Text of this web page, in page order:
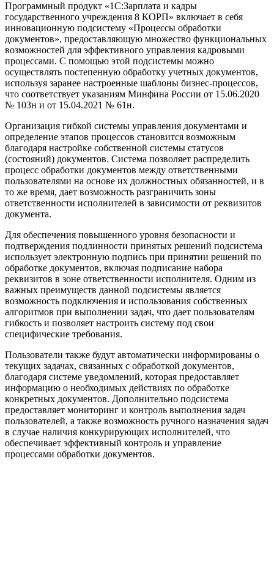
Программный продукт «1С:Зарплата и кадры
государственного учреждения 8 КОРП» включает в себя
инновационную подсистему «Процессы обработки
документов», предоставляющую множество функциональных
возможностей для эффективного управления кадровыми
процессами. С помощью этой подсистемы можно
осуществлять постепенную обработку учетных документов,
используя заранее настроенные шаблоны бизнес-процессов,
что соответствует указаниям Минфина России от 15.06.2020
№ 103н и от 15.04.2021 № 61н.
Организация гибкой системы управления документами и
определение этапов процессов становится возможным
благодаря настройке собственной системы статусов
(состояний) документов. Система позволяет распределить
процесс обработки документов между ответственными
пользователями на основе их должностных обязанностей, и в
то же время, дает возможность разграничить зоны
ответственности исполнителей в зависимости от реквизитов
документа.
Для обеспечения повышенного уровня безопасности и
подтверждения подлинности принятых решений подсистема
использует электронную подпись при принятии решений по
обработке документов, включая подписание набора
реквизитов в зоне ответственности исполнителя. Одним из
важных преимуществ данной подсистемы является
возможность подключения и использования собственных
алгоритмов при выполнении задач, что дает пользователям
гибкость и позволяет настроить систему под свои
специфические требования.
Пользователи также будут автоматически информированы о
текущих задачах, связанных с обработкой документов,
благодаря системе уведомлений, которая предоставляет
информацию о необходимых действиях по обработке
конкретных документов. Дополнительно подсистема
предоставляет мониторинг и контроль выполнения задач
пользователей, а также возможность ручного назначения задач
в случае наличия конкурирующих исполнителей, что
обеспечивает эффективный контроль и управление
процессами обработки документов.